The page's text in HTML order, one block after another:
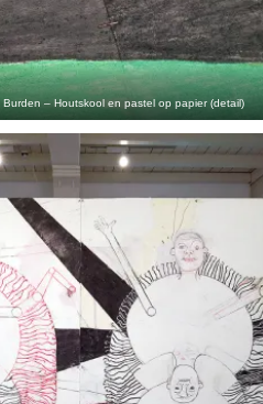
– Houtskool en pastel op papier (detail)